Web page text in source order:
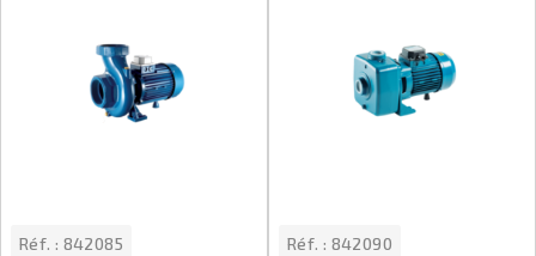
Réf. : 842085 Réf. : 842090